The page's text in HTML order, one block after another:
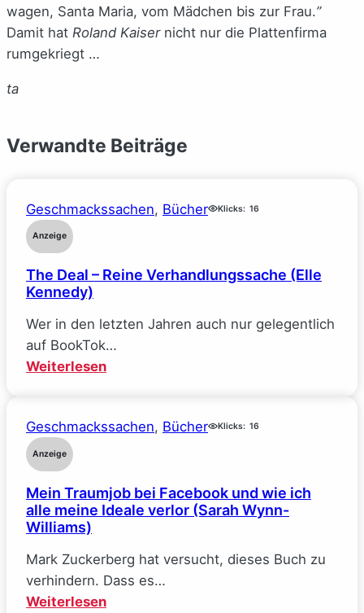
wagen, Santa Maria, vom Mädchen bis zur Frau.”
Damit hat Roland Kaisernicht nur die Plattenfirma
rumgekriegt …
ta
Verwandte Beiträge
Geschmackssachen, Bücher Klicks: 16
Anzeige
The Deal – Reine Verhandlungssache (Elle
Kennedy)
Wer in den letzten Jahren auch nur gelegentlich
auf BookTok…
Weiterlesen:
–
(Elle
Kennedy)
Geschmackssachen, Bücher Klicks: 16
Anzeige
Mein Traumjob bei Facebook und wie ich
alle meine Ideale verlor (Sarah Wynn-
Williams)
Mark Zuckerberg hat versucht, dieses Buch zu
verhindern. Dass es…
Weiterlesen: